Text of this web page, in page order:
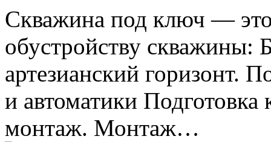
Скважина под ключ —
обустройству скважины:
артезианский горизонт.
и автоматики Подготовка
монтаж. Монтаж…